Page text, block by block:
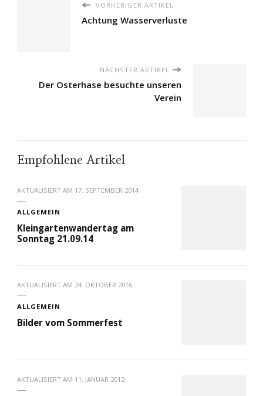
VORHERIGER ARTIKEL
Achtung Wasserverluste
NÄCHSTER ARTIKEL
Der Osterhase besuchte unseren
Verein
Empfohlene Artikel
AKTUALISIERT AM 17. SEPTEMBER 2014
ALLGEMEIN
Kleingartenwandertag am
Sonntag 21.09.14
AKTUALISIERT AM 24. OKTOBER 2016
ALLGEMEIN
Bilder vom Sommerfest
AKTUALISIERT AM 11. JANUAR 2012